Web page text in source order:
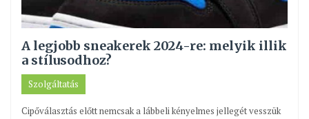
A legjobb sneakerek 2024-re: melyik illik
a stílusodhoz?
Szolgáltatás
Cipőválasztás előtt nemcsak a lábbeli kényelmes jellegét vesszük